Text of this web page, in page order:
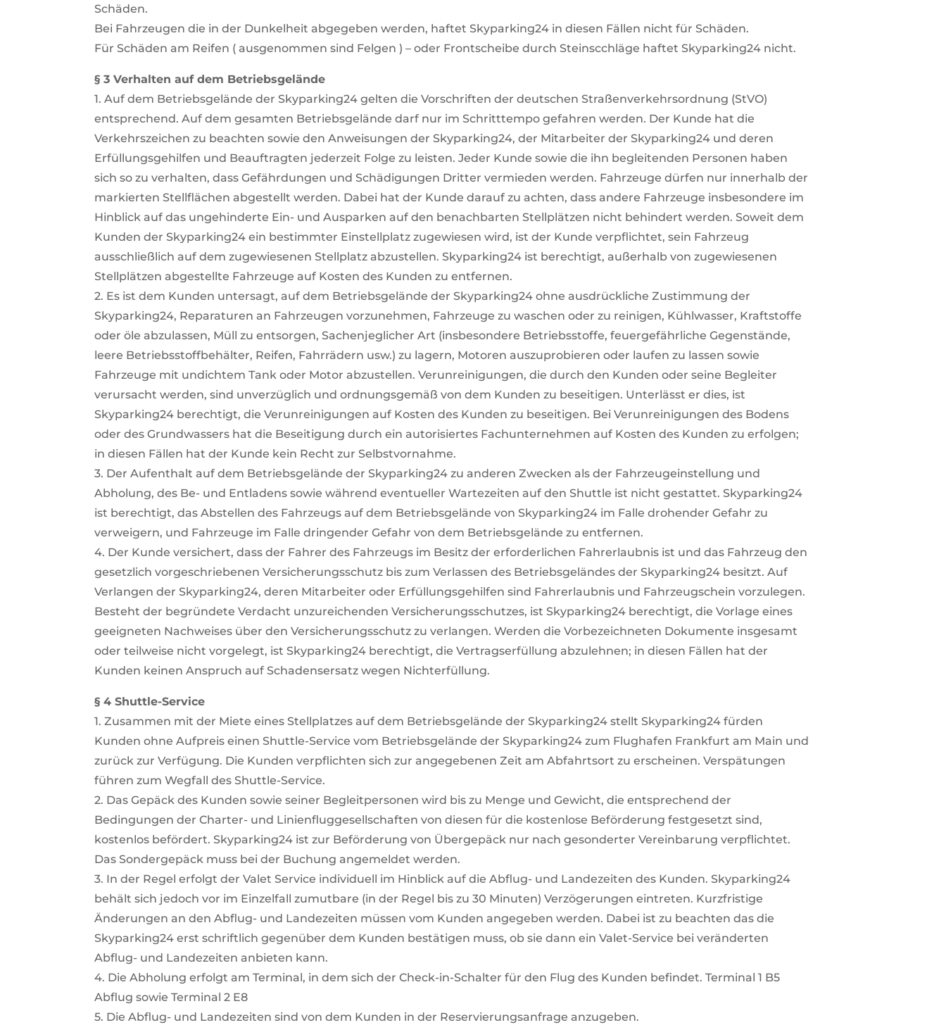
Schäden.
Bei Fahrzeugen die in der Dunkelheit abgegeben werden, haftet Skyparking24 in diesen Fällen nicht für Schäden.
Für Schäden am Reifen ( ausgenommen sind Felgen ) – oder Frontscheibe durch Steinscchläge haftet Skyparking24 nicht.
§ 3 Verhalten auf dem Betriebsgelände
1. Auf dem Betriebsgelände der Skyparking24 gelten die Vorschriften der deutschen Straßenverkehrsordnung (StVO)
entsprechend. Auf dem gesamten Betriebsgelände darf nur im Schritttempo gefahren werden. Der Kunde hat die
Verkehrszeichen zu beachten sowie den Anweisungen der Skyparking24, der Mitarbeiter der Skyparking24 und deren
Erfüllungsgehilfen und Beauftragten jederzeit Folge zu leisten. Jeder Kunde sowie die ihn begleitenden Personen haben
sich so zu verhalten, dass Gefährdungen und Schädigungen Dritter vermieden werden. Fahrzeuge dürfen nur innerhalb der
markierten Stellflächen abgestellt werden. Dabei hat der Kunde darauf zu achten, dass andere Fahrzeuge insbesondere im
Hinblick auf das ungehinderte Ein- und Ausparken auf den benachbarten Stellplätzen nicht behindert werden. Soweit dem
Kunden der Skyparking24 ein bestimmter Einstellplatz zugewiesen wird, ist der Kunde verpflichtet, sein Fahrzeug
ausschließlich auf dem zugewiesenen Stellplatz abzustellen. Skyparking24 ist berechtigt, außerhalb von zugewiesenen
Stellplätzen abgestellte Fahrzeuge auf Kosten des Kunden zu entfernen.
2. Es ist dem Kunden untersagt, auf dem Betriebsgelände der Skyparking24 ohne ausdrückliche Zustimmung der
Skyparking24, Reparaturen an Fahrzeugen vorzunehmen, Fahrzeuge zu waschen oder zu reinigen, Kühlwasser, Kraftstoffe
oder öle abzulassen, Müll zu entsorgen, Sachenjeglicher Art (insbesondere Betriebsstoffe, feuergefährliche Gegenstände,
leere Betriebsstoffbehälter, Reifen, Fahrrädern usw.) zu lagern, Motoren auszuprobieren oder laufen zu lassen sowie
Fahrzeuge mit undichtem Tank oder Motor abzustellen. Verunreinigungen, die durch den Kunden oder seine Begleiter
verursacht werden, sind unverzüglich und ordnungsgemäß von dem Kunden zu beseitigen. Unterlässt er dies, ist
Skyparking24 berechtigt, die Verunreinigungen auf Kosten des Kunden zu beseitigen. Bei Verunreinigungen des Bodens
oder des Grundwassers hat die Beseitigung durch ein autorisiertes Fachunternehmen auf Kosten des Kunden zu erfolgen;
in diesen Fällen hat der Kunde kein Recht zur Selbstvornahme.
3. Der Aufenthalt auf dem Betriebsgelände der Skyparking24 zu anderen Zwecken als der Fahrzeugeinstellung und
Abholung, des Be- und Entladens sowie während eventueller Wartezeiten auf den Shuttle ist nicht gestattet. Skyparking24
ist berechtigt, das Abstellen des Fahrzeugs auf dem Betriebsgelände von Skyparking24 im Falle drohender Gefahr zu
verweigern, und Fahrzeuge im Falle dringender Gefahr von dem Betriebsgelände zu entfernen.
4. Der Kunde versichert, dass der Fahrer des Fahrzeugs im Besitz der erforderlichen Fahrerlaubnis ist und das Fahrzeug den
gesetzlich vorgeschriebenen Versicherungsschutz bis zum Verlassen des Betriebsgeländes der Skyparking24 besitzt. Auf
Verlangen der Skyparking24, deren Mitarbeiter oder Erfüllungsgehilfen sind Fahrerlaubnis und Fahrzeugschein vorzulegen.
Besteht der begründete Verdacht unzureichenden Versicherungsschutzes, ist Skyparking24 berechtigt, die Vorlage eines
geeigneten Nachweises über den Versicherungsschutz zu verlangen. Werden die Vorbezeichneten Dokumente insgesamt
oder teilweise nicht vorgelegt, ist Skyparking24 berechtigt, die Vertragserfüllung abzulehnen; in diesen Fällen hat der
Kunden keinen Anspruch auf Schadensersatz wegen Nichterfüllung.
§ 4 Shuttle-Service
1. Zusammen mit der Miete eines Stellplatzes auf dem Betriebsgelände der Skyparking24 stellt Skyparking24 fürden
Kunden ohne Aufpreis einen Shuttle-Service vom Betriebsgelände der Skyparking24 zum Flughafen Frankfurt am Main und
zurück zur Verfügung. Die Kunden verpflichten sich zur angegebenen Zeit am Abfahrtsort zu erscheinen. Verspätungen
führen zum Wegfall des Shuttle-Service.
2. Das Gepäck des Kunden sowie seiner Begleitpersonen wird bis zu Menge und Gewicht, die entsprechend der
Bedingungen der Charter- und Linienfluggesellschaften von diesen für die kostenlose Beförderung festgesetzt sind,
kostenlos befördert. Skyparking24 ist zur Beförderung von Übergepäck nur nach gesonderter Vereinbarung verpflichtet.
Das Sondergepäck muss bei der Buchung angemeldet werden.
3. In der Regel erfolgt der Valet Service individuell im Hinblick auf die Abflug- und Landezeiten des Kunden. Skyparking24
behält sich jedoch vor im Einzelfall zumutbare (in der Regel bis zu 30 Minuten) Verzögerungen eintreten. Kurzfristige
Änderungen an den Abflug- und Landezeiten müssen vom Kunden angegeben werden. Dabei ist zu beachten das die
Skyparking24 erst schriftlich gegenüber dem Kunden bestätigen muss, ob sie dann ein Valet-Service bei veränderten
Abflug- und Landezeiten anbieten kann.
4. Die Abholung erfolgt am Terminal, in dem sich der Check-in-Schalter für den Flug des Kunden befindet. Terminal 1 B5
Abflug sowie Terminal 2 E8
5. Die Abflug- und Landezeiten sind von dem Kunden in der Reservierungsanfrage anzugeben.